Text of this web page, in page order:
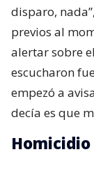
disparo,
previos al
alertar sobre
escucharon
empezó a
decía es que